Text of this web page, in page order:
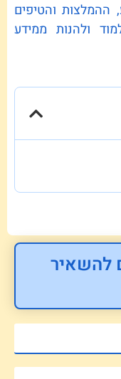
ההמלצות והטיפים
ולהנות ממידע
להשאיר